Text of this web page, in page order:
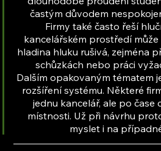
častým důvodem
Firmy také často řeší
kancelářském prostředí
hladina hluku rušivá, zejména
schůzkách nebo práci
Dalším opakovaným tématem
rozšíření systému. Některé
jednu kancelář, ale po
místnosti. Už při návrhu
myslet i na